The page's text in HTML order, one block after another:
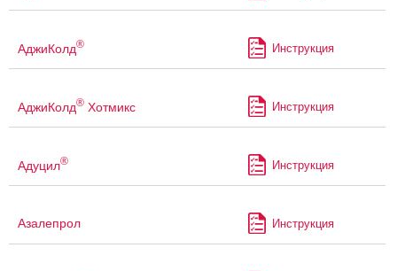
АджиКолд® Инструкция
АджиКолд® Хотмикс Инструкция
Адуцил® Инструкция
Азалепрол Инструкция